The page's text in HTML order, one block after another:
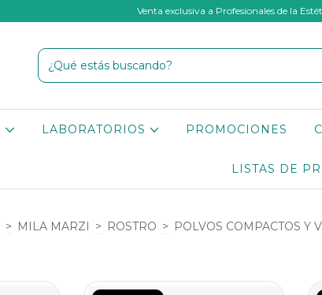
Venta exclusiva a Profesionales de la
LABORATORIOS PROMOCIONES
LISTAS DE
> MILA MARZI > ROSTRO > POLVOS COMPACTOS Y